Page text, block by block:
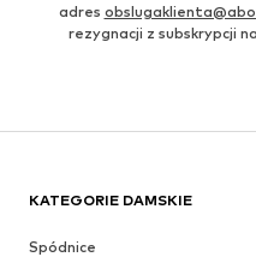
adres
rezygnacji z subskrypcji
KATEGORIE DAMSKIE
Spódnice